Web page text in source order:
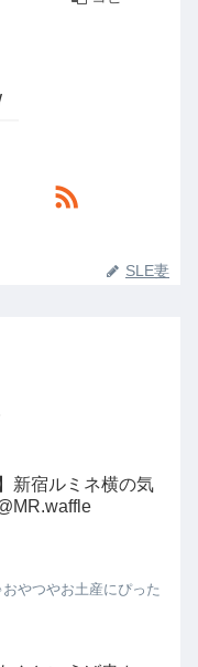
SLE妻
新宿ルミネ横の気
やつやお土産にぴった